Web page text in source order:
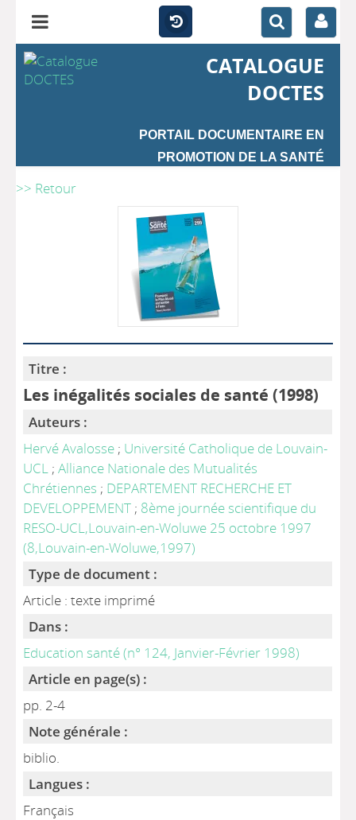
CATALOGUE
DOCTES
PORTAIL DOCUMENTAIRE EN
PROMOTION DE LA SANTÉ
>> Retour
Titre :
Les inégalités sociales de santé (1998)
Auteurs :
Hervé Avalosse ; Université Catholique de Louvain-
UCL ;Alliance Nationale des Mutualités
Chrétiennes ; DEPARTEMENT RECHERCHE ET
DEVELOPPEMENT ; 8ème journée scientifique du
RESO-UCL,Louvain-en-Woluwe 25 octobre 1997
(8,Louvain-en-Woluwe,1997)
Type de document :
Article : texte imprimé
Dans :
Education santé (n° 124, Janvier-Février 1998)
Article en page(s) :
pp. 2-4
Note générale :
biblio.
Langues :
Français